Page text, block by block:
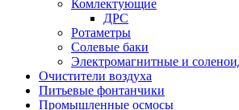
Комлектующие
ДРС
Ротаметры
Солевые баки
Электромагнитные и
Очистители воздуха
Питьевые фонтанчики
Промышленные осмосы